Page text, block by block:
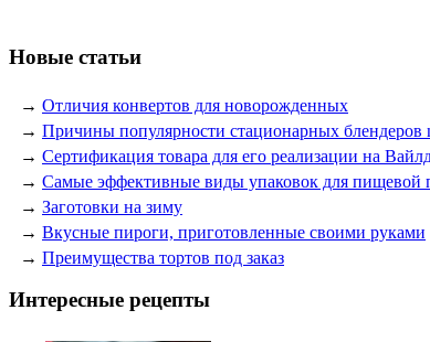
Новые статьи
→ Отличия конвертов для новорожденных
→ Причины популярности стационарных блендеров
→ Сертификация товара для его реализации на
→ Самые эффективные виды упаковок для пищевой
→ Заготовки на зиму
→ Вкусные пироги, приготовленные своими руками
→ Преимущества тортов под заказ
Интересные рецепты